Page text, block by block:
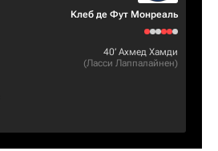
Клеб де Фут Монреаль
40‎’‎ Ахмед Хамди
(Ласси Лаппалайнен)